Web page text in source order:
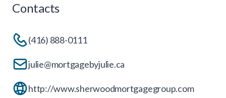
Contacts
(416) 888-0111
julie@mortgagebyjulie.ca
http://www.sherwoodmortgagegroup.com